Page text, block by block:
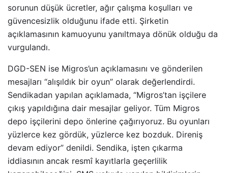
sorunun düşük ücretler, ağır çalışma koşulları ve
güvencesizlik olduğunu ifade etti. Şirketin
açıklamasının kamuoyunu yanıltmaya dönük olduğu da
vurgulandı.
DGD-SEN ise Migros’un açıklamasını ve gönderilen
mesajları “alışıldık bir oyun” olarak değerlendirdi.
Sendikadan yapılan açıklamada, “Migros’tan işçilere
çıkış yapıldığına dair mesajlar geliyor. Tüm Migros
depo işçilerini depo önlerine çağırıyoruz. Bu oyunları
yüzlerce kez gördük, yüzlerce kez bozduk. Direniş
devam ediyor” denildi. Sendika, işten çıkarma
iddiasının ancak resmî kayıtlarla geçerlilik